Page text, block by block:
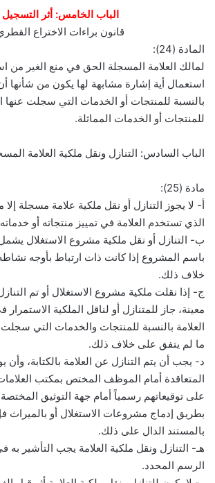
الباب الخامس: أثر التسجيل
قانون براءات الاختراع
المادة (24):
لمالك العلامة المسجلة الحق في منع الغير من
استعمال أية إشارة مشابهة لها يكون من شأنها
بالنسبة للمنتجات أو الخدمات التي سجلت عنها
للمنتجات أو الخدمات المماثلة.
الباب السادس: التنازل ونقل ملكية العلامة
مادة (25):
أ- لا يجوز التنازل أو نقل ملكية علامة مسجلة
الذي تستخدم العلامة في تمييز منتجاته أو
ب- التنازل أو نقل ملكية مشروع الاستغلال
باسم المشروع إذا كانت ذات ارتباط بأوجه
خلاف ذلك.
ج- إذا نقلت ملكية مشروع الاستغلال أو تم
معينة، جاز للمتنازل أو لناقل الملكية
العلامة بالنسبة للمنتجات والخدمات التي سجلت
ما لم يتفق على خلاف ذلك.
د- يجب أن يتم التنازل عن العلامة بالكتابة، وأن
المتعاقدة أمام الموظف المختص بمكتب
على توقيعاتهم رسمياً أمام جهة التوثيق المختصة
بطريق إدماج مشروعات الاستغلال أو بالميراث
بالمستند الدال على ذلك.
هـ- التنازل ونقل ملكية العلامة يجب التأشير
الرسم المحدد.